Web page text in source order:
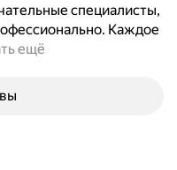
специалисты,
Каждое
ещё